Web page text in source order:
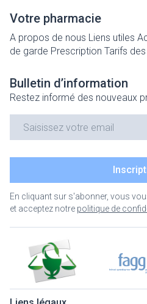
Votre pharmacie
A propos de nous Liens utiles
de garde Prescription Tarifs
Bulletin d’information
Restez informé des nouveaux
En cliquant sur s'abonner, vous
et acceptez notre politique de